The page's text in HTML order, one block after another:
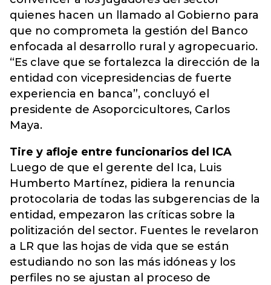
quienes hacen un llamado al Gobierno para
que no comprometa la gestión del Banco
enfocada al desarrollo rural y agropecuario.
“Es clave que se fortalezca la dirección de la
entidad con vicepresidencias de fuerte
experiencia en banca”, concluyó el
presidente de Asoporcicultores, Carlos
Maya.
Tire y afloje entre funcionarios del ICA
Luego de que el gerente del Ica, Luis
Humberto Martínez, pidiera la renuncia
protocolaria de todas las subgerencias de la
entidad, empezaron las críticas sobre la
politización del sector. Fuentes le revelaron
a LR que las hojas de vida que se están
estudiando no son las más idóneas y los
perfiles no se ajustan al proceso de